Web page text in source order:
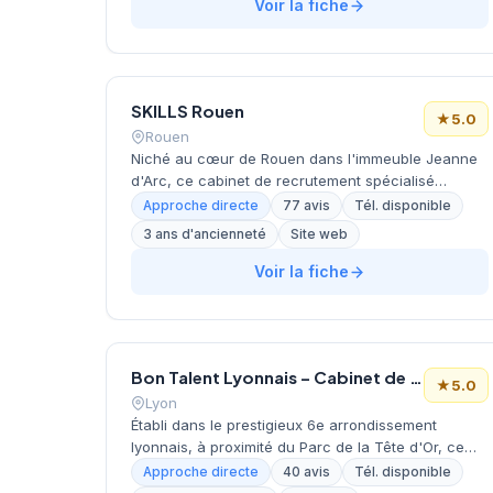
positifs.
Voir la fiche
SKILLS Rouen
Rouen
★5.0
Niché au cœur de Rouen dans l'immeuble Jeanne
d'Arc, ce cabinet de recrutement spécialisé
développe ses activités de conseil en ressources
humaines sur le marché normand. L'équipe
intervient sur différents secteurs d'activité pour
accompagner les entreprises locales et régionales
qualité du service et de l'approche personnalisée
développée sur le territoire rouennais.
Approche directe 77 avis
Tél. disponible
3 ans d'ancienneté
Site web
Voir la fiche
Bon Talent Lyonnais – Cabinet de Conseil en Recrutement Spécialisé
Lyon
★5.0
Établi dans le prestigieux 6e arrondissement
lyonnais, à proximité du Parc de la Tête d'Or, ce
cabinet de recrutement développe ses activités
Approche directe 40 avis Tél. disponible